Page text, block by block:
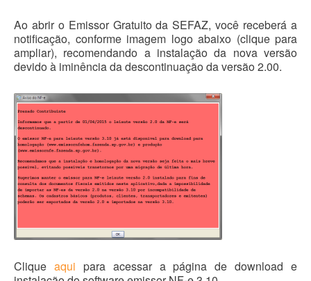
Ao abrir o Emissor Gratuito da SEFAZ, você receberá a
notificação, conforme imagem logo abaixo (clique para
ampliar), recomendando a instalação da nova versão
devido à iminência da descontinuação da versão 2.00.
Clique aqui para acessar a página de download e